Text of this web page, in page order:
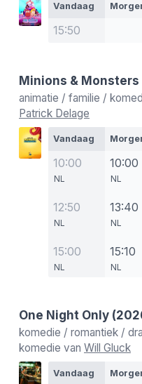
Vandaag
15:50
Minions & Monsters
animatie / familie /
Patrick Delage
Vandaag
10:00
NL
12:50
NL
15:00
NL
10:00
NL
13:40
NL
15:10
NL
One Night Only
komedie / romantiek /
komedie van Will Gluck
Vandaag